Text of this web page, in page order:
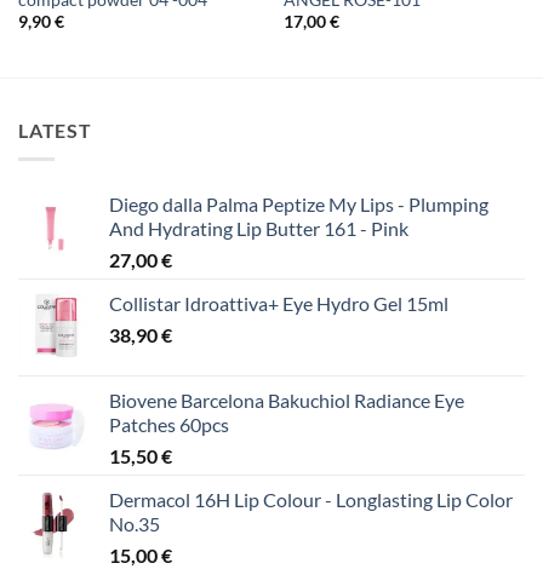
9,90€
17,00€
LATEST
Diego dalla Palma Peptize My Lips - Plumping
And Hydrating Lip Butter 161 - Pink
27,00€
Collistar Idroattiva+ Eye Hydro Gel 15ml
38,90€
Biovene Barcelona Bakuchiol Radiance Eye
Patches 60pcs
15,50€
Dermacol 16H Lip Colour - Longlasting Lip Color
No.35
15,00€